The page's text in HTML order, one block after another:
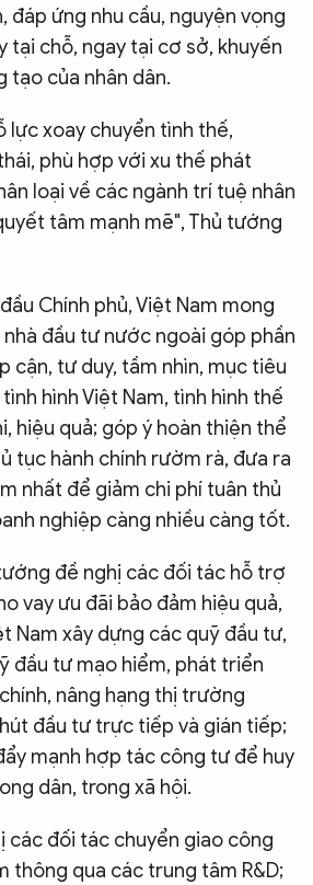
đáp ứng nhu cầu, nguyện vọng
tại chỗ, ngay tại cơ sở, khuyến
tạo của nhân dân.
lực xoay chuyển tình thế,
phù hợp với xu thế phát
loại về các ngành trí tuệ nhân
tâm mạnh mẽ", Thủ tướng
Chính phủ, Việt Nam mong
đầu tư nước ngoài góp phần
cận, tư duy, tầm nhìn, mục tiêu
hình Việt Nam, tình hình thế
hiệu quả; góp ý hoàn thiện thể
tục hành chính rườm rà, đưa ra
nhất để giảm chi phí tuân thủ
nghiệp càng nhiều càng tốt.
đề nghị các đối tác hỗ trợ
vay ưu đãi bảo đảm hiệu quả,
Nam xây dựng các quỹ đầu tư,
đầu tư mạo hiểm, phát triển
nâng hạng thị trường
đầu tư trực tiếp và gián tiếp;
mạnh hợp tác công tư để huy
dân, trong xã hội.
các đối tác chuyển giao công
thông qua các trung tâm R&D;